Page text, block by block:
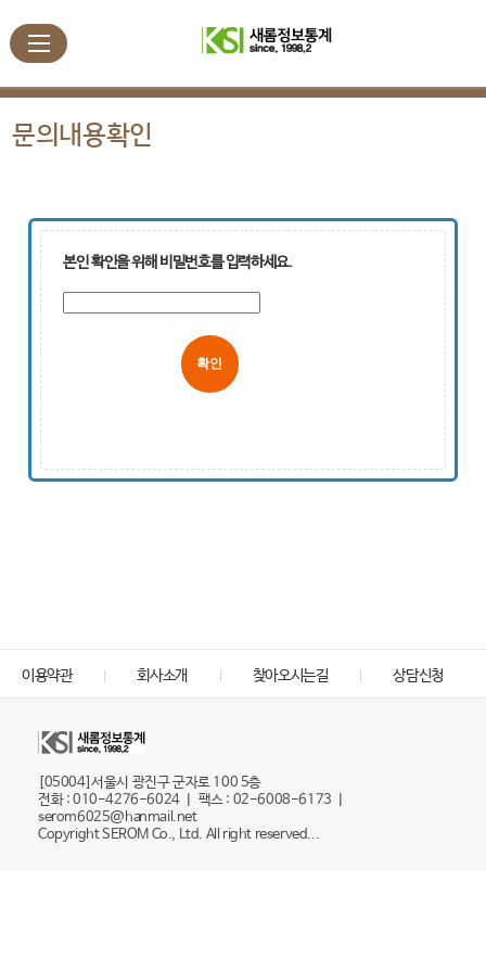
문의내용확인
본인 확인을 위해 비밀번호를 입력하세요.
이용약관 회사소개 찾아오시는길 상담신청
[05004]서울시 광진구 군자로 100 5층
전화 : 010-4276-6024 ㅣ 팩스 : 02-6008-6173 ㅣ
serom6025@hanmail.net
Copyright SEROM Co., Ltd. All right reserved...